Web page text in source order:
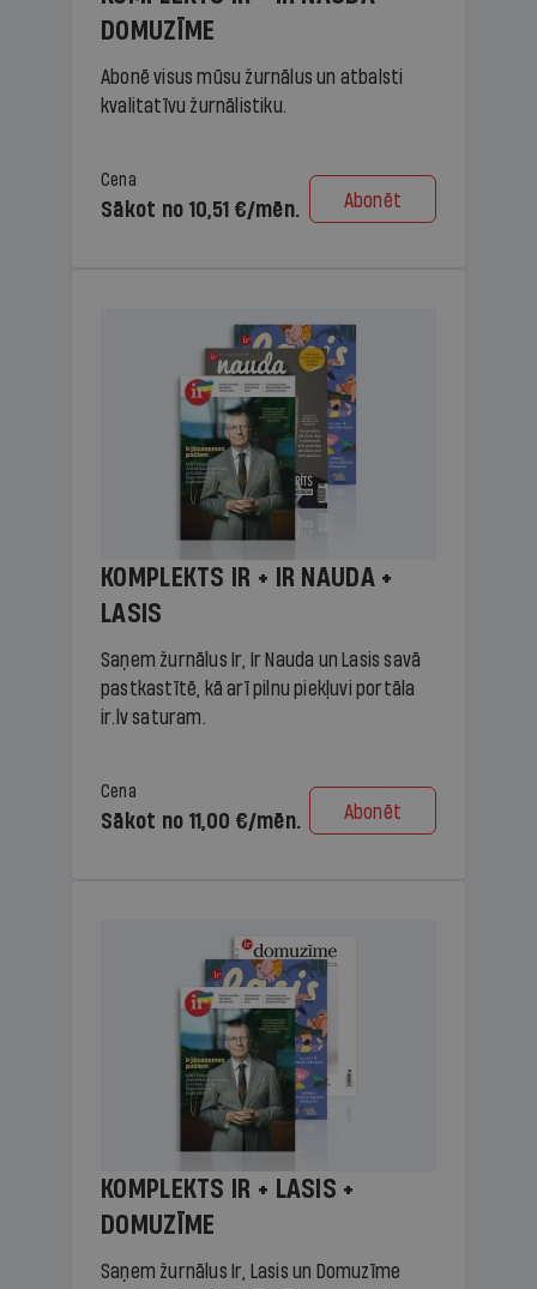
DOMUZĪME
Abonē visus mūsu žurnālus un atbalsti
kvalitatīvu žurnālistiku.
Cena
Sākot no 10,51 €/mēn. Abonēt
KOMPLEKTS IR + IR NAUDA +
LASIS
Saņem žurnālus Ir, Ir Nauda un Lasis savā
pastkastītē, kā arī pilnu piekļuvi portāla
ir.lv saturam.
Cena
Sākot no 11,00 €/mēn. Abonēt
KOMPLEKTS IR + LASIS +
DOMUZĪME
Saņem žurnālus Ir, Lasis un Domuzīme